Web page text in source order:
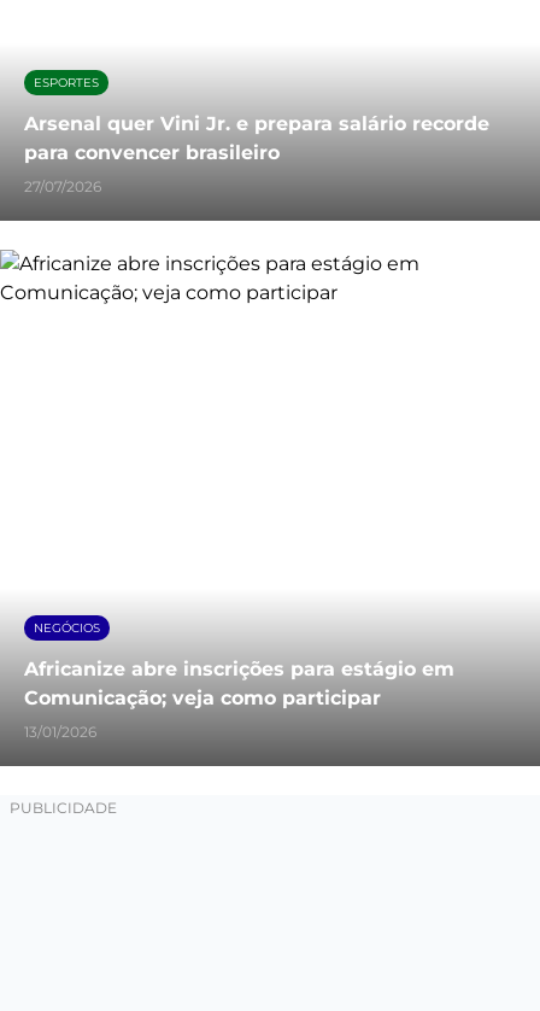
ESPORTES
Arsenal quer Vini Jr. e prepara salário recorde
para convencer brasileiro
27/07/2026
NEGÓCIOS
Africanize abre inscrições para estágio em
Comunicação; veja como participar
13/01/2026